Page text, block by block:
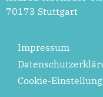
70173 Stuttgart
Impressum
Cookie-